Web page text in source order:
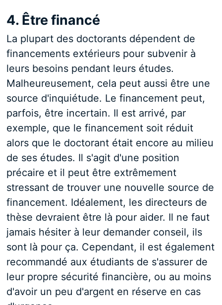
4. Être financé
La plupart des doctorants dépendent de
financements extérieurs pour subvenir à
leurs besoins pendant leurs études.
Malheureusement, cela peut aussi être une
source d'inquiétude. Le financement peut,
parfois, être incertain. Il est arrivé, par
exemple, que le financement soit réduit
alors que le doctorant était encore au milieu
de ses études. Il s'agit d'une position
précaire et il peut être extrêmement
stressant de trouver une nouvelle source de
financement. Idéalement, les directeurs de
thèse devraient être là pour aider. Il ne faut
jamais hésiter à leur demander conseil, ils
sont là pour ça. Cependant, il est également
recommandé aux étudiants de s'assurer de
leur propre sécurité financière, ou au moins
d'avoir un peu d'argent en réserve en cas